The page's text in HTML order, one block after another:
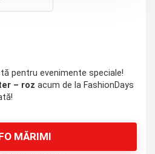
pentru evenimente speciale!
– roz acum de la FashionDays
MĂRIMI